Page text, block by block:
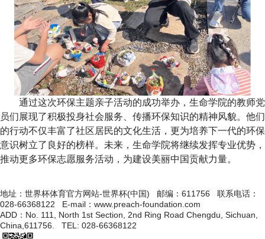
通过这次环保主题亲子活动的成功举办，生命学院的教师党
员们展现了积极投身社会服务、传播环保知识的精神风貌。他们
的行动不仅丰富了社区居民的文化生活，更为培养下一代的环保
意识树立了良好的榜样。未来，生命学院将继续发挥专业优势，
推动更多环保志愿服务活动，为建设美丽中国贡献力量。
地址：世界杯体育官方网站-世界杯(中国) 邮编：611756 联系电话：
028-66368122 E-mail：www.preach-foundation.com
ADD：No. 111, North 1st Section, 2nd Ring Road Chengdu, Sichuan,
China,611756. TEL: 028-66368122